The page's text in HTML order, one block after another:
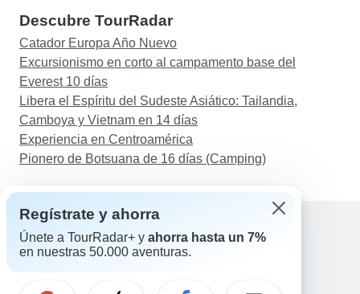
Descubre TourRadar
Catador Europa Año Nuevo
Excursionismo en corto al campamento base del
Everest 10 días
Libera el Espíritu del Sudeste Asiático: Tailandia,
Camboya y Vietnam en 14 días
Experiencia en Centroamérica
Pionero de Botsuana de 16 días (Camping)
Ayuda
Regístrate y ahorra
Únete a TourRadar+ y ahorra hasta un 7%
en nuestras 50.000 aventuras.